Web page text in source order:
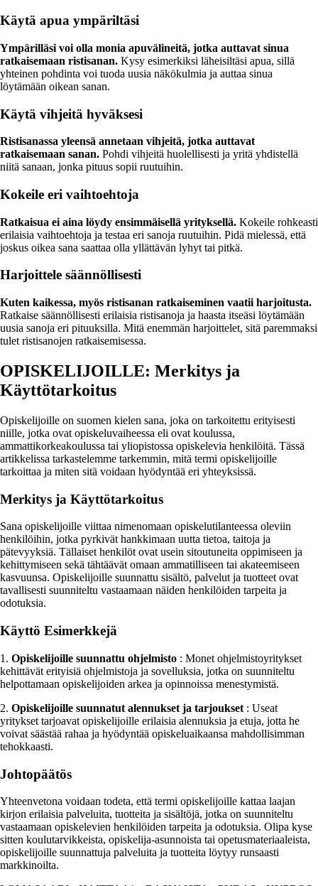
Käytä apua ympäriltäsi
Ympärilläsi voi olla monia apuvälineitä, jotka auttavat sinua
ratkaisemaan ristisanan. Kysy esimerkiksi läheisiltäsi apua, sillä
yhteinen pohdinta voi tuoda uusia näkökulmia ja auttaa sinua
löytämään oikean sanan.
Käytä vihjeitä hyväksesi
Ristisanassa yleensä annetaan vihjeitä, jotka auttavat
ratkaisemaan sanan. Pohdi vihjeitä huolellisesti ja yritä yhdistellä
niitä sanaan, jonka pituus sopii ruutuihin.
Kokeile eri vaihtoehtoja
Ratkaisua ei aina löydy ensimmäisellä yrityksellä. Kokeile rohkeasti
erilaisia vaihtoehtoja ja testaa eri sanoja ruutuihin. Pidä mielessä, että
joskus oikea sana saattaa olla yllättävän lyhyt tai pitkä.
Harjoittele säännöllisesti
Kuten kaikessa, myös ristisanan ratkaiseminen vaatii harjoitusta.
Ratkaise säännöllisesti erilaisia ristisanoja ja haasta itseäsi löytämään
uusia sanoja eri pituuksilla. Mitä enemmän harjoittelet, sitä paremmaksi
tulet ristisanojen ratkaisemisessa.
OPISKELIJOILLE: Merkitys ja
Käyttötarkoitus
Opiskelijoille on suomen kielen sana, joka on tarkoitettu erityisesti
niille, jotka ovat opiskeluvaiheessa eli ovat koulussa,
ammattikorkeakoulussa tai yliopistossa opiskelevia henkilöitä. Tässä
artikkelissa tarkastelemme tarkemmin, mitä termi opiskelijoille
tarkoittaa ja miten sitä voidaan hyödyntää eri yhteyksissä.
Merkitys ja Käyttötarkoitus
Sana opiskelijoille viittaa nimenomaan opiskelutilanteessa oleviin
henkilöihin, jotka pyrkivät hankkimaan uutta tietoa, taitoja ja
pätevyyksiä. Tällaiset henkilöt ovat usein sitoutuneita oppimiseen ja
kehittymiseen sekä tähtäävät omaan ammatilliseen tai akateemiseen
kasvuunsa. Opiskelijoille suunnattu sisältö, palvelut ja tuotteet ovat
tavallisesti suunniteltu vastaamaan näiden henkilöiden tarpeita ja
odotuksia.
Käyttö Esimerkkejä
1. Opiskelijoille suunnattu ohjelmisto : Monet ohjelmistoyritykset
kehittävät erityisiä ohjelmistoja ja sovelluksia, jotka on suunniteltu
helpottamaan opiskelijoiden arkea ja opinnoissa menestymistä.
2. Opiskelijoille suunnatut alennukset ja tarjoukset : Useat
yritykset tarjoavat opiskelijoille erilaisia alennuksia ja etuja, jotta he
voivat säästää rahaa ja hyödyntää opiskeluaikaansa mahdollisimman
tehokkaasti.
Johtopäätös
Yhteenvetona voidaan todeta, että termi opiskelijoille kattaa laajan
kirjon erilaisia palveluita, tuotteita ja sisältöjä, jotka on suunniteltu
vastaamaan opiskelevien henkilöiden tarpeita ja odotuksia. Olipa kyse
sitten koulutarvikkeista, opiskelija-asunnoista tai opetusmateriaaleista,
opiskelijoille suunnattuja palveluita ja tuotteita löytyy runsaasti
markkinoilta.